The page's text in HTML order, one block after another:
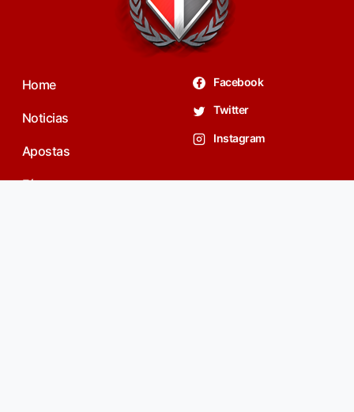
Home
Noticias
Apostas
Fórum
Facebook
Twitter
Instagram